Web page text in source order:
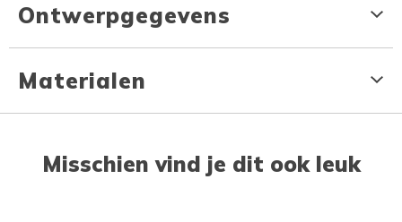
Ontwerpgegevens
Materialen
Misschien vind je dit ook leuk